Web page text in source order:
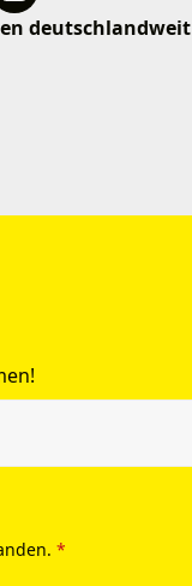
deutschlandweit
*